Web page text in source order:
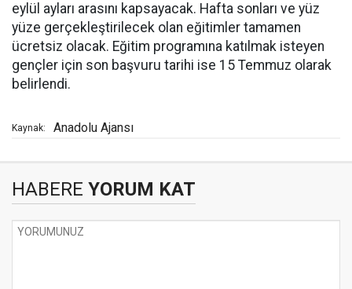
eylül ayları arasını kapsayacak. Hafta sonları ve yüz
yüze gerçekleştirilecek olan eğitimler tamamen
ücretsiz olacak. Eğitim programına katılmak isteyen
gençler için son başvuru tarihi ise 15 Temmuz olarak
belirlendi.
Kaynak: Anadolu Ajansı
HABERE YORUM KAT